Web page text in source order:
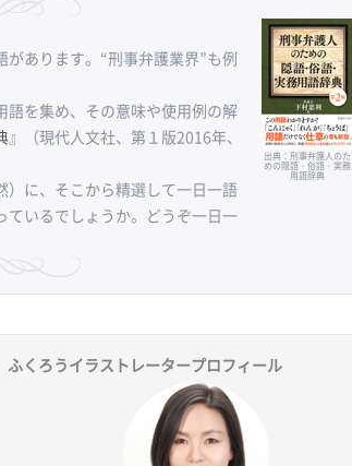
あります。“刑事弁護業界”も例
を集め、その意味や使用例の解
』（現代人文社、第１版2016年、
に、そこから精選して一日一語
ているでしょうか。どうぞ一日一
出典：刑事弁護人のた
めの隠語・俗語・実務
用語辞典
ふくろうイラストレータープロフィール